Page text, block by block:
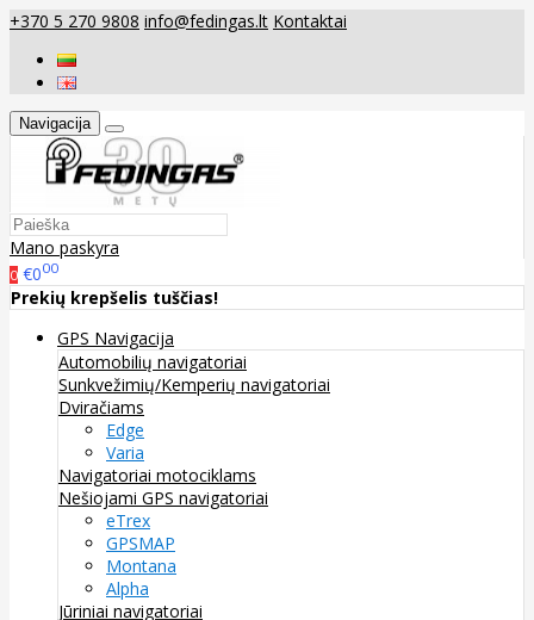
+370 5 270 9808 info@fedingas.lt Kontaktai
Navigacija
Mano paskyra
0 €000
Prekių krepšelis tuščias!
GPS Navigacija
Automobilių navigatoriai
Sunkvežimių/Kemperių navigatoriai
Dviračiams
Edge
Varia
Navigatoriai motociklams
Nešiojami GPS navigatoriai
eTrex
GPSMAP
Montana
Alpha
Jūriniai navigatoriai